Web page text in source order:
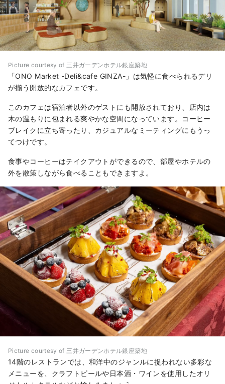
Picture courtesy of 三井ガーデンホテル銀座築地
「ONO Market -Deli&cafe GINZA-」は気軽に食べられるデリ
が揃う開放的なカフェです。
このカフェは宿泊者以外のゲストにも開放されており、店内は
木の温もりに包まれる爽やかな空間になっています。コーヒー
ブレイクに立ち寄ったり、カジュアルなミーティングにもうっ
てつけです。
食事やコーヒーはテイクアウトができるので、部屋やホテルの
外を散策しながら食べることもできますよ。
Picture courtesy of 三井ガーデンホテル銀座築地
14階のレストランでは、和洋中のジャンルに捉われない多彩な
メニューを、クラフトビールや日本酒・ワインを使用したオリ